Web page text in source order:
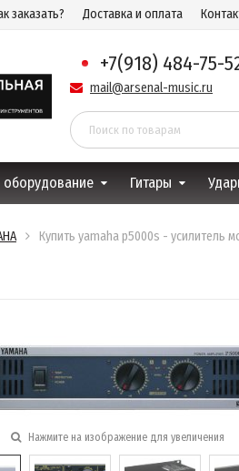
заказать? Доставка и оплата
+7(918) 484-75-
mail@arsenal-music.ru
оборудование Гитары
Купить yamaha p5000s - усилитель
Нажмите на изображение для увеличения